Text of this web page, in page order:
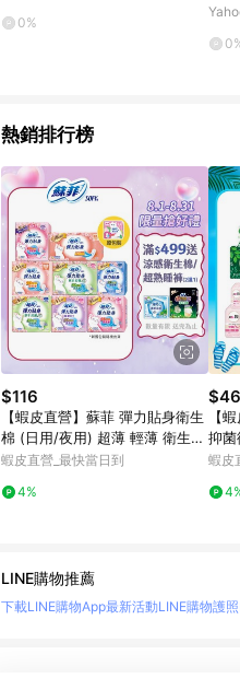
0%
_良
熱銷排行榜
$116
【蝦皮直營】蘇菲 彈力貼身衛生
棉 (日用/夜用) 超薄 輕薄 衛生棉
防漏 草本抑菌 量少型
蝦皮直營_最快當日到
4%
$46
【
抑
菌
蝦皮
LINE購物推薦
下載LINE購物App最新活動LINE購物護照